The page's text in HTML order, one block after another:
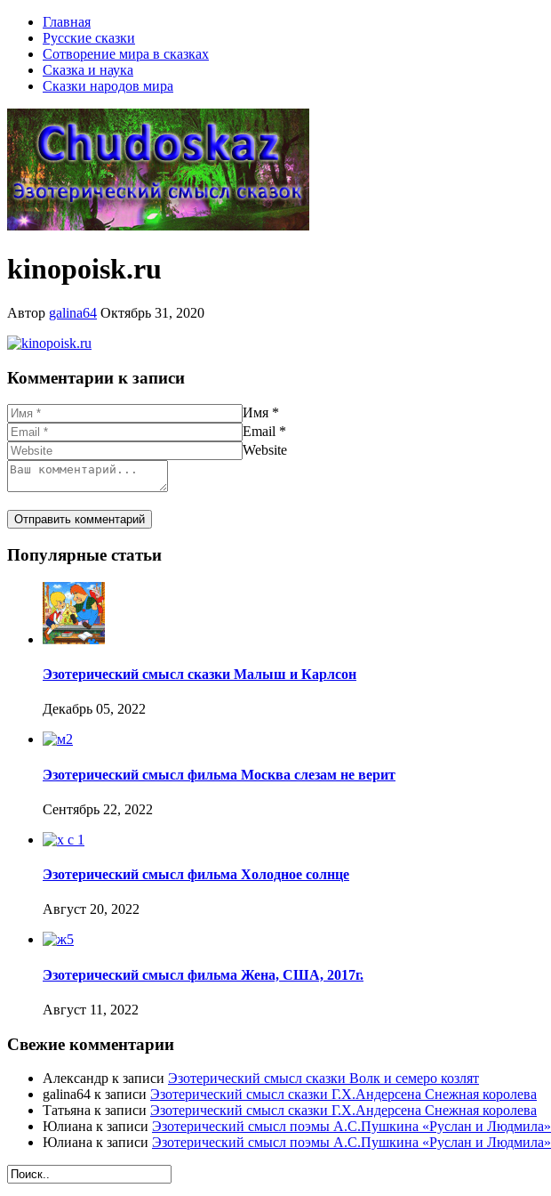
Главная
Русские сказки
Сотворение мира в сказках
Сказка и наука
Сказки народов мира
kinopoisk.ru
Автор galina64 Октябрь 31, 2020
Комментарии к записи
Имя *
Email *
Website
Популярные статьи
Эзотерический смысл сказки Малыш и Карлсон
Декабрь 05, 2022
Эзотерический смысл фильма Москва слезам не верит
Сентябрь 22, 2022
Эзотерический смысл фильма Холодное солнце
Август 20, 2022
Эзотерический смысл фильма Жена, США, 2017г.
Август 11, 2022
Свежие комментарии
Александр к записи Эзотерический смысл сказки Волк и семеро козлят
galina64 к записи Эзотерический смысл сказки Г.Х.Андерсена Снежная королева
Татьяна к записи Эзотерический смысл сказки Г.Х.Андерсена Снежная королева
Юлиана к записи Эзотерический смысл поэмы А.С.Пушкина «Руслан и Людмила»
Юлиана к записи Эзотерический смысл поэмы А.С.Пушкина «Руслан и Людмила»